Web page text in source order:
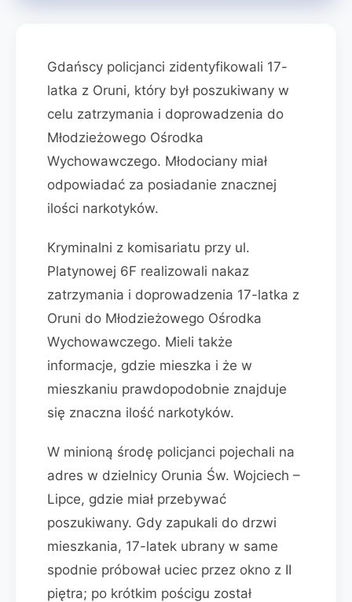
Gdańscy policjanci zidentyfikowali 17-
latka z Oruni, który był poszukiwany w
celu zatrzymania i doprowadzenia do
Młodzieżowego Ośrodka
Wychowawczego. Młodociany miał
odpowiadać za posiadanie znacznej
ilości narkotyków.
Kryminalni z komisariatu przy ul.
Platynowej 6F realizowali nakaz
zatrzymania i doprowadzenia 17-latka z
Oruni do Młodzieżowego Ośrodka
Wychowawczego. Mieli także
informacje, gdzie mieszka i że w
mieszkaniu prawdopodobnie znajduje
się znaczna ilość narkotyków.
W minioną środę policjanci pojechali na
adres w dzielnicy Orunia Św. Wojciech –
Lipce, gdzie miał przebywać
poszukiwany. Gdy zapukali do drzwi
mieszkania, 17-latek ubrany w same
spodnie próbował uciec przez okno z II
piętra; po krótkim pościgu został